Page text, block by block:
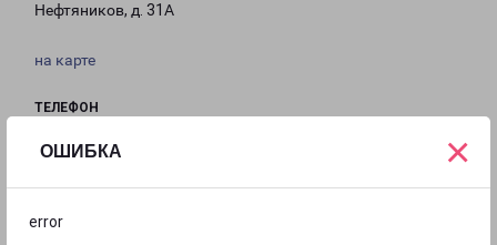
ОШИБКА
error
×
Нефтяников, д. 31А
на карте
ТЕЛЕФОН